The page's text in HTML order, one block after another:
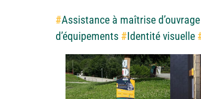
#Assistance à maîtrise d’ouvrage
d’équipements #Identité visuelle